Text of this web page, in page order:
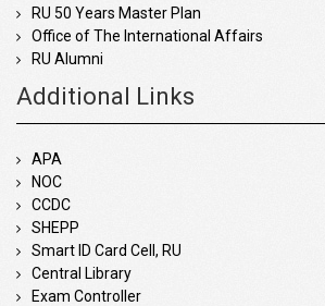
RU 50 Years Master Plan
Office of The International Affairs
RU Alumni
Additional Links
APA
NOC
CCDC
SHEPP
Smart ID Card Cell, RU
Central Library
Exam Controller